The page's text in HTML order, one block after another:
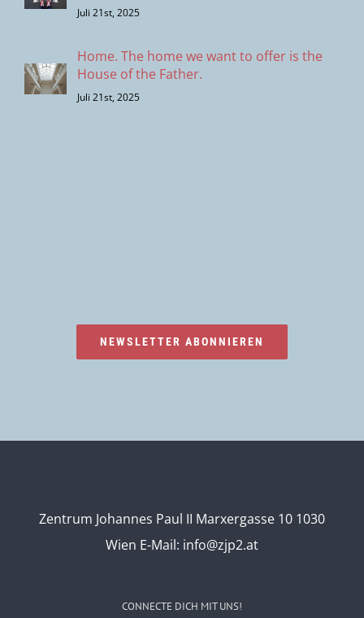
Juli 21st, 2025
Home. The home we want to offer is the
House of the Father.
Juli 21st, 2025
NEWSLETTER ABONNIEREN
Zentrum Johannes Paul II Marxergasse 10 1030
Wien E-Mail: info@zjp2.at
CONNECTE DICH MIT UNS!